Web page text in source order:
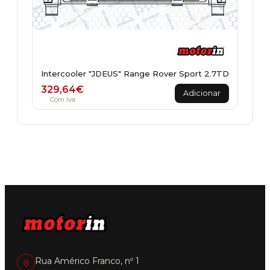
Intercooler "JDEUS" Range Rover Sport 2.7TD
329,64€
Com Iva
Adicionar
Rua Américo Franco, nº 1